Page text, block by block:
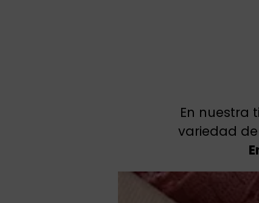
En nuestra
variedad de